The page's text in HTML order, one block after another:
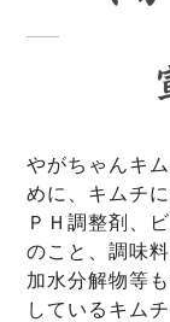
やがちゃんキ
めに、キムチ
ＰＨ調整剤、
のこと、調味
加水分解物等
しているキムチ